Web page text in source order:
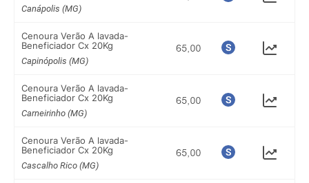
Canápolis (MG)
Cenoura Verão A lavada-
Beneficiador Cx 20Kg
Capinópolis (MG)
Cenoura Verão A lavada-
Beneficiador Cx 20Kg
Carneirinho (MG)
Cenoura Verão A lavada-
Beneficiador Cx 20Kg
Cascalho Rico (MG)